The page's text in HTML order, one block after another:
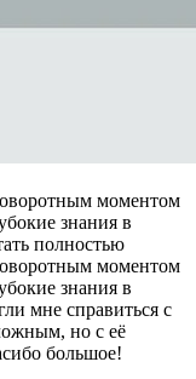
моментом
знания в
полностью
моментом
знания в
мне справиться с
но с её
большое!